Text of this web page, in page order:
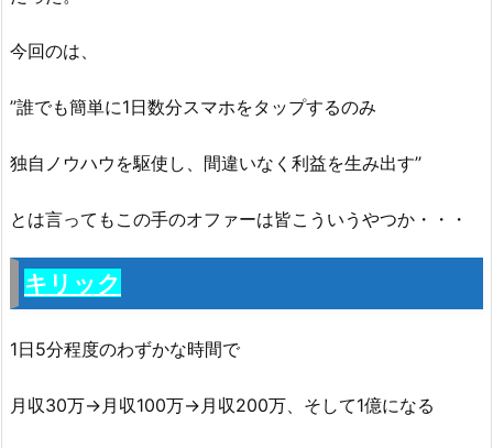
今回のは、
’’誰でも簡単に1日数分スマホをタップするのみ
独自ノウハウを駆使し、間違いなく利益を生み出す’’
とは言ってもこの手のオファーは皆こういうやつか・・・
キリック
1日5分程度のわずかな時間で
月収30万→月収100万→月収200万、そして1億になる